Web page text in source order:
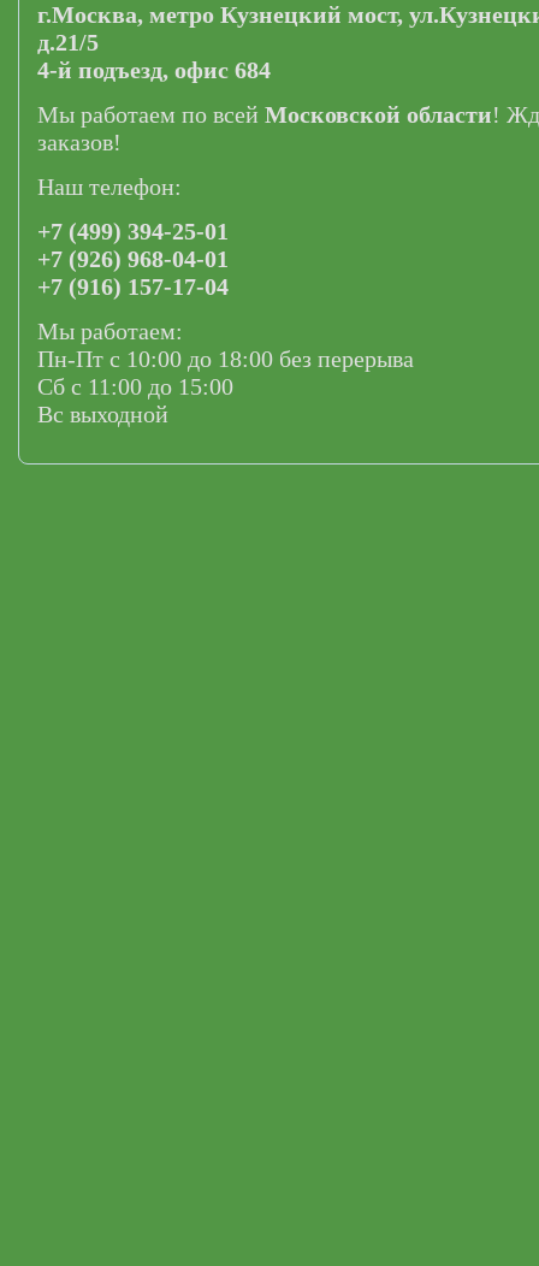
г.Москва, метро Кузнецкий мост,
д.21/5
4-й подъезд, офис 684
Мы работаем по всей Московской области!
заказов!
Наш телефон:
+7 (499) 394-25-01
+7 (926) 968-04-01
+7 (916) 157-17-04
Мы работаем:
Пн-Пт с 10:00 до 18:00 без перерыва
Сб с 11:00 до 15:00
Вс выходной